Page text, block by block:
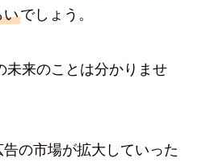
いでしょう。
未来のことは分かりませ
の市場が拡大していった